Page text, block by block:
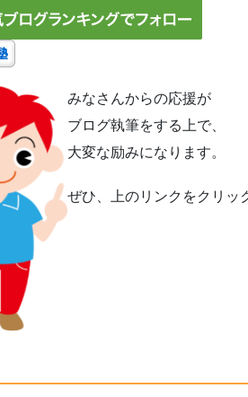
みなさんからの応援が
ブログ執筆をする上で、
大変な励みになります。
ぜひ、上のリンクをクリッ